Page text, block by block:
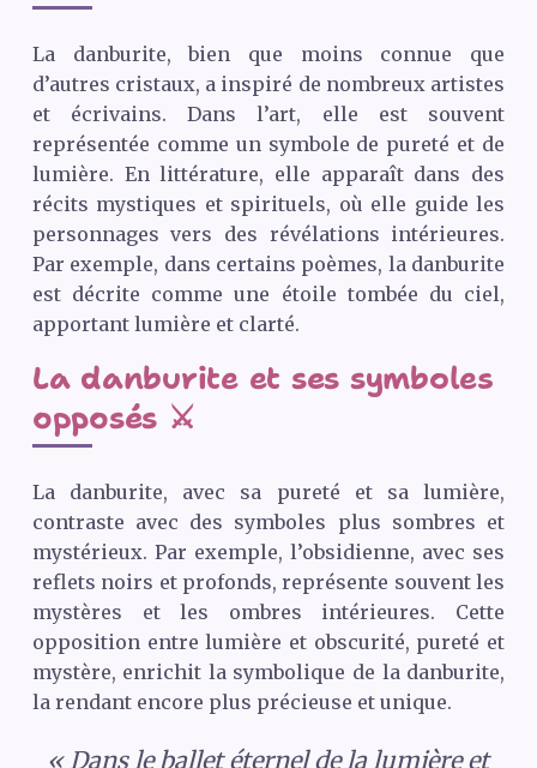
La danburite, bien que moins connue que
d’autres cristaux, a inspiré de nombreux artistes
et écrivains. Dans l’art, elle est souvent
représentée comme un symbole de pureté et de
lumière. En littérature, elle apparaît dans des
récits mystiques et spirituels, où elle guide les
personnages vers des révélations intérieures.
Par exemple, dans certains poèmes, la danburite
est décrite comme une étoile tombée du ciel,
apportant lumière et clarté.
La danburite et ses symboles
opposés ⚔️
La danburite, avec sa pureté et sa lumière,
contraste avec des symboles plus sombres et
mystérieux. Par exemple, l’obsidienne, avec ses
reflets noirs et profonds, représente souvent les
mystères et les ombres intérieures. Cette
opposition entre lumière et obscurité, pureté et
mystère, enrichit la symbolique de la danburite,
la rendant encore plus précieuse et unique.
« Dans le ballet éternel de la lumière et